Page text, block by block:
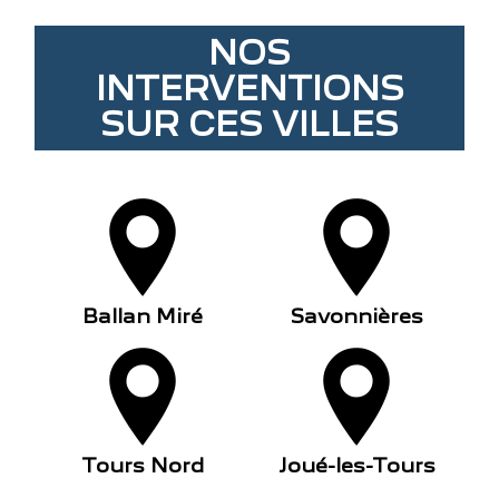
NOS
INTERVENTIONS
SUR CES VILLES
Ballan Miré Savonnières
Tours Nord Joué-les-Tours